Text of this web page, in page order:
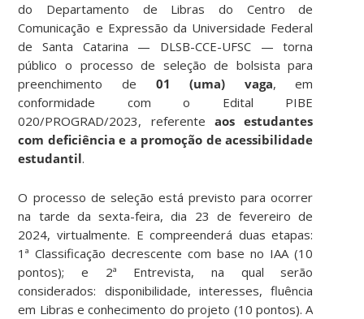
do Departamento de Libras do Centro de
Comunicação e Expressão da Universidade Federal
de Santa Catarina — DLSB-CCE-UFSC — torna
público o processo de seleção de bolsista para
preenchimento de 01 (uma) vaga, em
conformidade com o Edital PIBE
020/PROGRAD/2023, referente aos estudantes
com deficiência e a promoção de acessibilidade
estudantil.
O processo de seleção está previsto para ocorrer
na tarde da sexta-feira, dia 23 de fevereiro de
2024, virtualmente. E compreenderá duas etapas:
1ª Classificação decrescente com base no IAA (10
pontos); e 2ª Entrevista, na qual serão
considerados: disponibilidade, interesses, fluência
em Libras e conhecimento do projeto (10 pontos). A